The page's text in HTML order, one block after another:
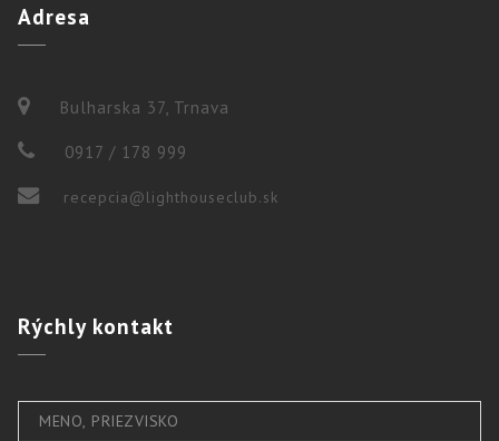
Adresa
Bulharska 37, Trnava
0917 / 178 999
recepcia@lighthouseclub.sk
Rýchlykontakt